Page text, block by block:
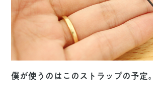
僕が使うのはこのストラップの予定。